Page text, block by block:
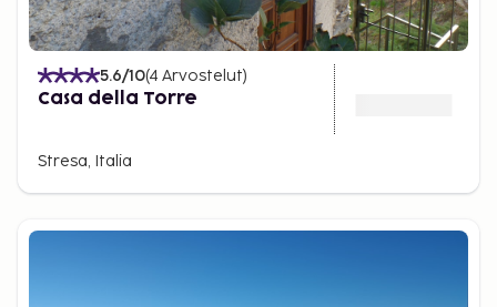
5.6/10(4 Arvostelut)
Casa della Torre
Stresa, Italia